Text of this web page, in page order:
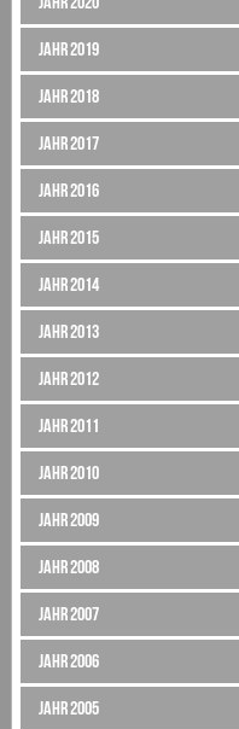
Jahr 2019
Jahr 2018
Jahr 2017
Jahr 2016
Jahr 2015
Jahr 2014
Jahr 2013
Jahr 2012
Jahr 2011
Jahr 2010
Jahr 2009
Jahr 2008
Jahr 2007
Jahr 2006
Jahr 2005